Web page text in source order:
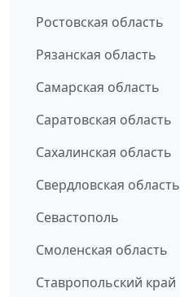
Ростовская область
Рязанская область
Самарская область
Саратовская область
Сахалинская область
Свердловская область
Севастополь
Смоленская область
Ставропольский край